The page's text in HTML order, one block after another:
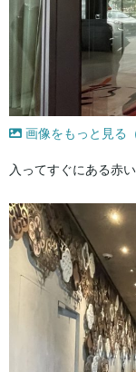
画像をもっと見る
入ってすぐにある赤